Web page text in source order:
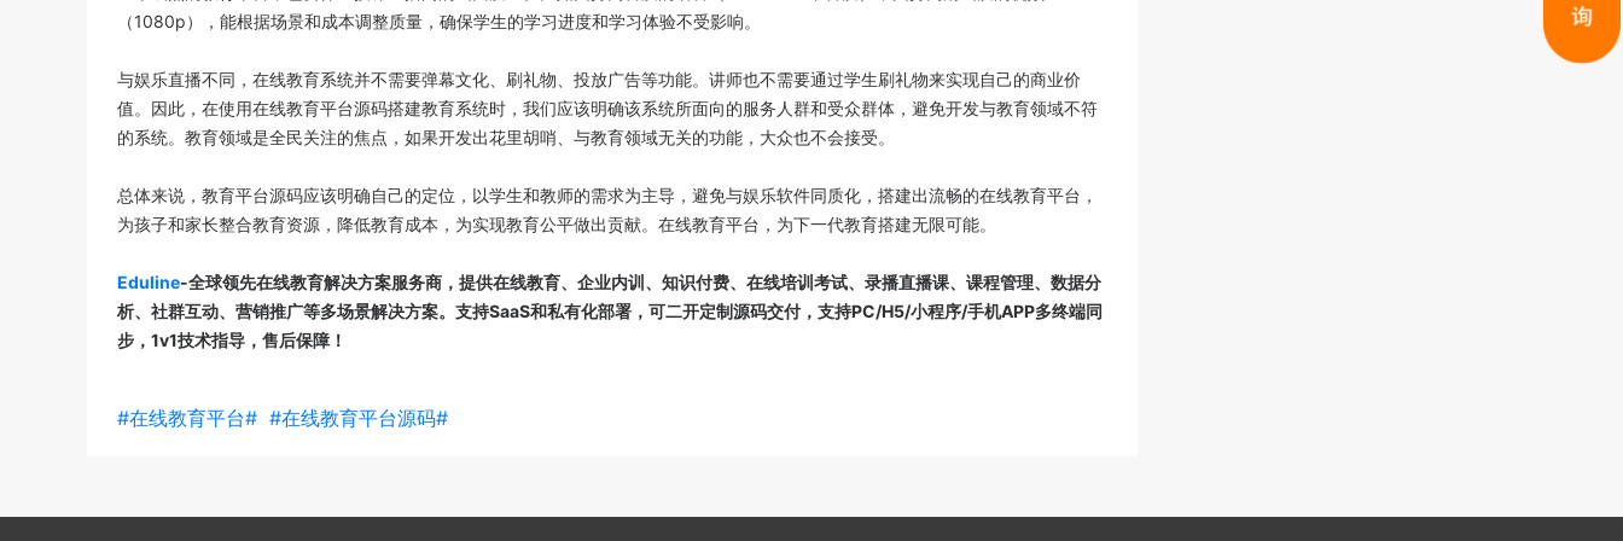
（1080p），能根据场景和成本调整质量，确保学生的学习进度和学习体验不受影响。
与娱乐直播不同，在线教育系统并不需要弹幕文化、刷礼物、投放广告等功能。讲师也不需要通过学生刷礼物来实现自己的商业价
值。因此，在使用在线教育平台源码搭建教育系统时，我们应该明确该系统所面向的服务人群和受众群体，避免开发与教育领域不符
的系统。教育领域是全民关注的焦点，如果开发出花里胡哨、与教育领域无关的功能，大众也不会接受。
总体来说，教育平台源码应该明确自己的定位，以学生和教师的需求为主导，避免与娱乐软件同质化，搭建出流畅的在线教育平台，
为孩子和家长整合教育资源，降低教育成本，为实现教育公平做出贡献。在线教育平台，为下一代教育搭建无限可能。
Eduline-全球领先在线教育解决方案服务商， 提供在线教育、企业内训、知识付费、在线培训考试、录播直播课、课程管理、数据分
析、社群互动、营销推广等多场景解决方案。 支持SaaS和私有化部署，可二开定制源码交付，支持PC/H5/小程序/手机APP多终端同
步，1v1技术指导，售后保障！
#在线教育平台# #在线教育平台源码#